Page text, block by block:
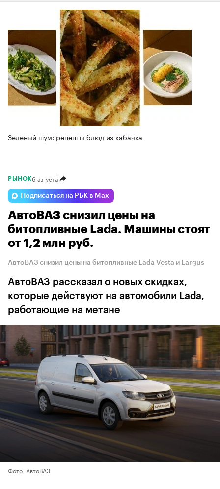
Зеленый шум: рецепты блюд из кабачка
РЫНОК6 августа
Подписаться на РБК в Max
АвтоВАЗ снизил цены на
битопливные Lada. Машины стоят
от 1,2 млн руб.
АвтоВАЗ снизил цены на битопливные Lada Vesta и Largus
АвтоВАЗ рассказал о новых скидках,
которые действуют на автомобили Lada,
работающие на метане
Фото: АвтоВАЗ